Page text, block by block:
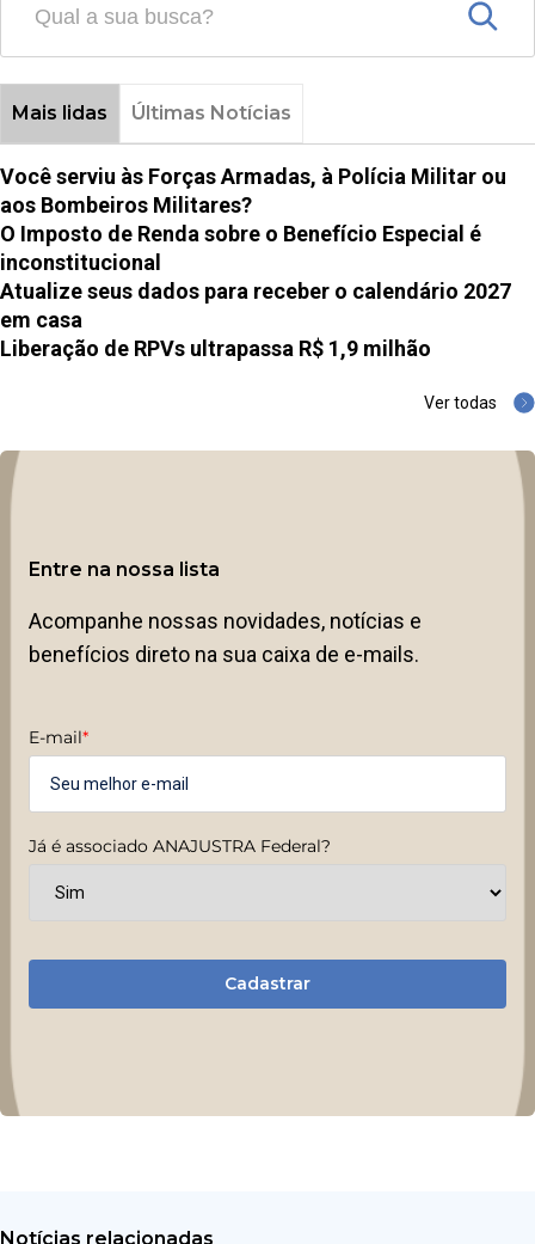
Mais lidas Últimas Notícias
Você serviu às Forças Armadas, à Polícia Militar ou
aos Bombeiros Militares?
O Imposto de Renda sobre o Benefício Especial é
inconstitucional
Atualize seus dados para receber o calendário 2027
em casa
Liberação de RPVs ultrapassa R$ 1,9 milhão
Ver todas
Entre na nossa lista
Acompanhe nossas novidades, notícias e
benefícios direto na sua caixa de e-mails.
E-mail*
Já é associado ANAJUSTRA Federal?
Cadastrar
Notícias relacionadas